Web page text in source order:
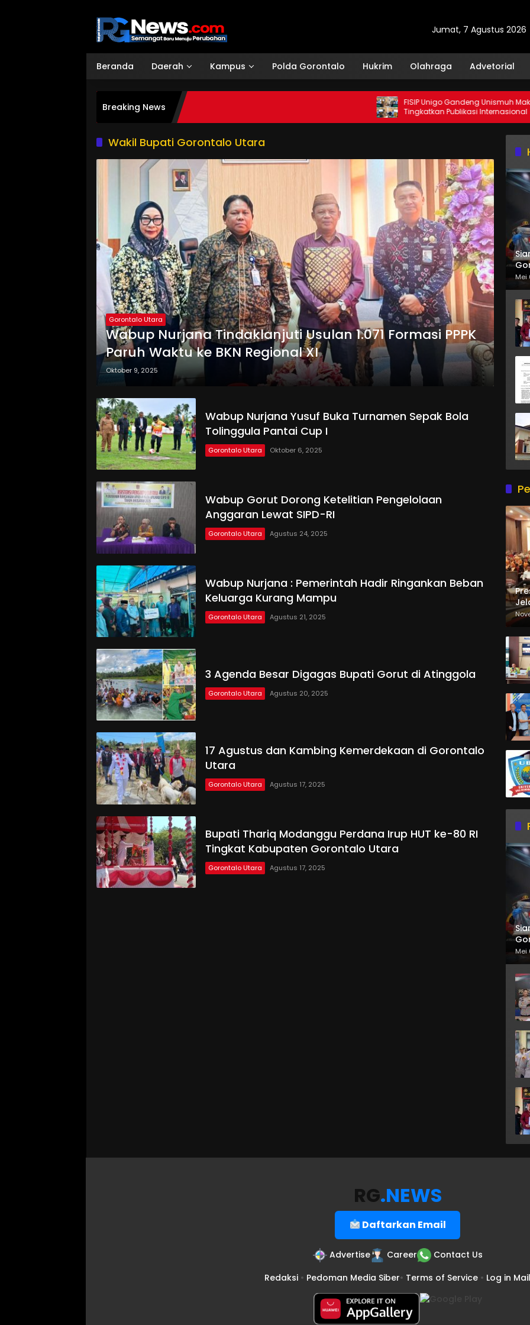
Jumat, 7 Agustus 2026
Beranda Daerah Kampus Polda Gorontalo Hukrim Olahraga Advetorial
Breaking News
FISIP Unigo Gandeng Unismuh Makassar
Tingkatkan Publikasi Internasional
Wakil Bupati Gorontalo Utara
Gorontalo Utara
Wabup Nurjana Tindaklanjuti Usulan 1.071 Formasi PPPK
Paruh Waktu ke BKN Regional XI
Oktober 9, 2025
Wabup Nurjana Yusuf Buka Turnamen Sepak Bola
Tolinggula Pantai Cup I
Gorontalo Utara Oktober 6, 2025
Wabup Gorut Dorong Ketelitian Pengelolaan
Anggaran Lewat SIPD-RI
Gorontalo Utara Agustus 24, 2025
Wabup Nurjana : Pemerintah Hadir Ringankan Beban
Keluarga Kurang Mampu
Gorontalo Utara Agustus 21, 2025
3 Agenda Besar Digagas Bupati Gorut di Atinggola
Gorontalo Utara Agustus 20, 2025
17 Agustus dan Kambing Kemerdekaan di Gorontalo
Utara
Gorontalo Utara Agustus 17, 2025
Bupati Thariq Modanggu Perdana Irup HUT ke-80 RI
Tingkat Kabupaten Gorontalo Utara
Gorontalo Utara Agustus 17, 2025
Mei
Mei
RG.NEWS
Daftarkan Email
Advertise Career
Contact Us
Redaksi • Pedoman Media Siber• Terms of Service • Log in Mail